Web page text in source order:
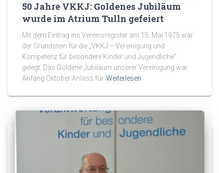
50 Jahre VKKJ: Goldenes Jubiläum
wurde im Atrium Tulln gefeiert
Mit dem Eintrag ins Vereinsregister am 15. Mai 1975 war
der Grundstein für die „VKKJ – Vereinigung und
Kompetenz für besondere Kinder und Jugendliche“
gelegt. Das Goldene Jubiläum unserer Vereinigung war
Anfang Oktober Anlass für Weiterlesen